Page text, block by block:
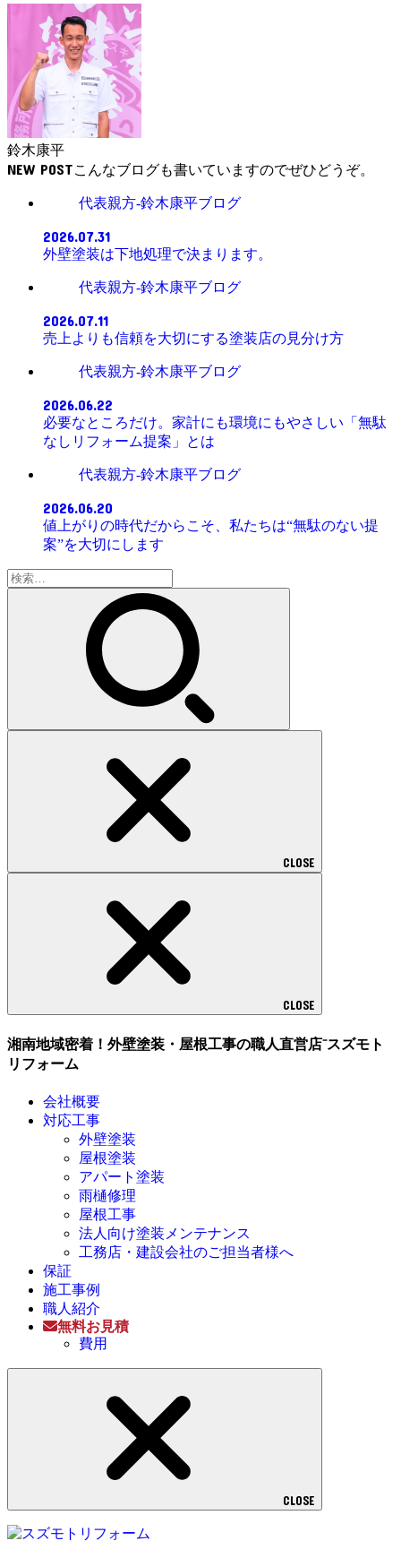
鈴木康平
NEW POST
代表親方-鈴木康平ブログ
2026.07.31
外壁塗装は下地処理で決まります。
代表親方-鈴木康平ブログ
2026.07.11
売上よりも信頼を大切にする塗装店の見分け方
代表親方-鈴木康平ブログ
2026.06.22
必要なところだけ。家計にも環境にもやさしい「無駄
なしリフォーム提案」とは
代表親方-鈴木康平ブログ
2026.06.20
値上がりの時代だからこそ、私たちは“無駄のない提
案”を大切にします
検
索:
CLOSE
CLOSE
湘南地域密着！外壁塗装・屋根工事の職人直営店⁻スズモト
リフォーム
会社概要
対応工事
外壁塗装
屋根塗装
アパート塗装
雨樋修理
屋根工事
法人向け塗装メンテナンス
工務店・建設会社のご担当者様へ
保証
施工事例
職人紹介
無料お見積
費用
CLOSE